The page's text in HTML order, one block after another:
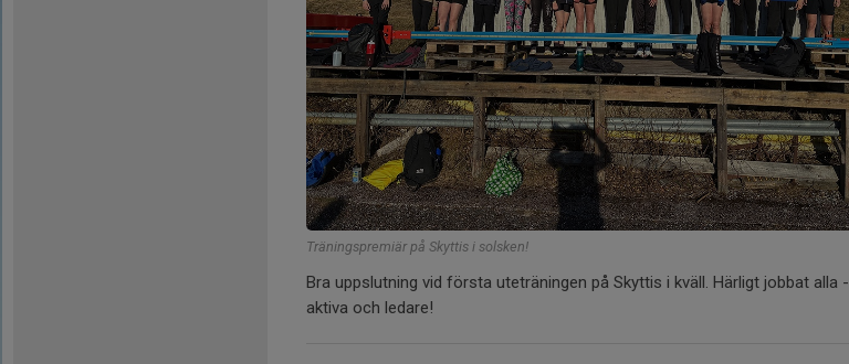
Träningspremiär på Skyttis i solsken!
Bra uppslutning vid första uteträningen på Skyttis i kväll. Härligt jobbat alla -
aktiva och ledare!